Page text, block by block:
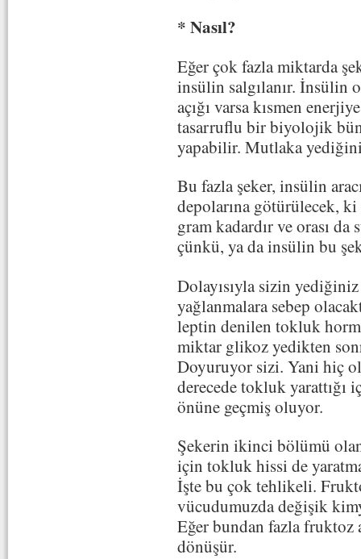
* Nasıl?
Eğer çok fazla miktarda
insülin salgılanır. İnsülin
açığı varsa kısmen
tasarruflu bir biyolojik
yapabilir. Mutlaka
Bu fazla şeker, insülin
depolarına götürülecek,
gram kadardır ve orası
çünkü, ya da insülin bu
Dolayısıyla sizin
yağlanmalara sebep
leptin denilen tokluk
miktar glikoz yedikten
Doyuruyor sizi. Yani hiç
derecede tokluk yarattığı
önüne geçmiş oluyor.
Şekerin ikinci bölümü
için tokluk hissi de
İşte bu çok tehlikeli.
vücudumuzda değişik
Eğer bundan fazla fruktoz
dönüşür.